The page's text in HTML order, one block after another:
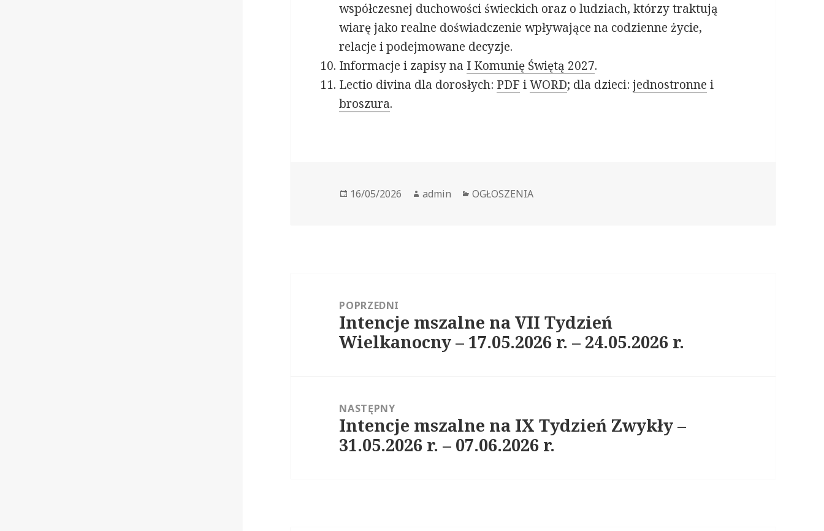
współczesnej duchowości świeckich oraz o ludziach, którzy traktują
wiarę jako realne doświadczenie wpływające na codzienne życie,
relacje i podejmowane decyzje.
Informacje i zapisy na I Komunię Świętą 2027.
Lectio divina dla dorosłych: PDF iWORD; dla dzieci:jednostronne i
broszura.
Opublikowano
16/05/2026 Autor
admin Kategorie
OGŁOSZENIA
POPRZEDNI
Poprzedni
wpis:
Intencje mszalne na VII Tydzień
Wielkanocny – 17.05.2026 r. – 24.05.2026 r.
NASTĘPNY
Następny
wpis:
Intencje mszalne na IX Tydzień Zwykły –
31.05.2026 r. – 07.06.2026 r.